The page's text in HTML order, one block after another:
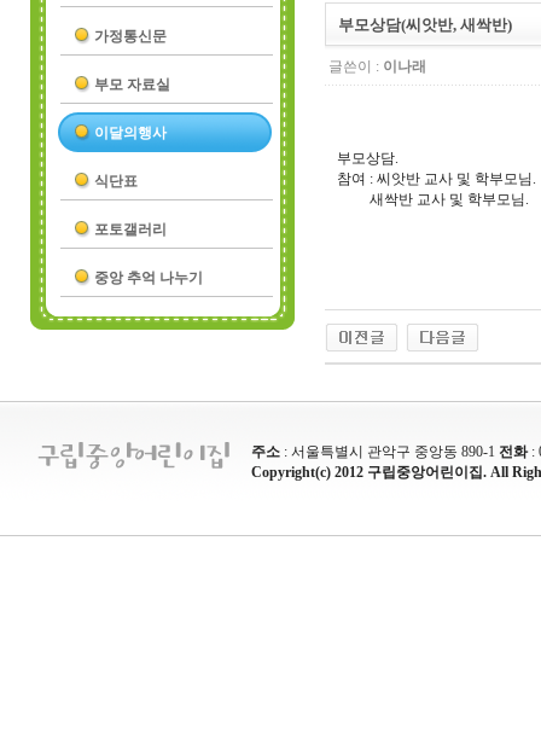
가정통신문
부모 자료실
이달의행사
식단표
포토갤러리
중앙 추억 나누기
부모상담(씨앗반, 새싹반)
글쓴이 : 이나래
부모상담.
참여 : 씨앗반 교사 및 학부모님.
새싹반 교사 및 학부모님.
주소 : 서울특별시 관악구 중앙동 890-1 전화:
Copyright(c) 2012 구립중앙어린이집. All